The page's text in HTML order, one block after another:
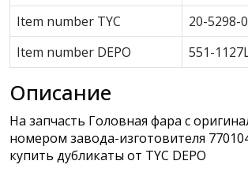
Item number TYC
20-5298-
Item number DEPO
551-
Описание
На запчасть Головная фара с
номером завода-изготовителя
купить дубликаты от TYC DEPO